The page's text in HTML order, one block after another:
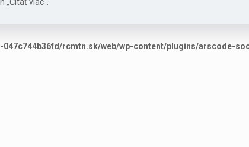
047c744b36fd/rcmtn.sk/web/wp-content/plugins/arscode-